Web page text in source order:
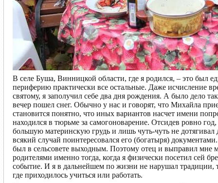
В селе Буша, Винницкой области, где я родился, – это был
периферию практически все остальные. Даже исчисление
святому, я заполучил себе два дня рождения. А было дело
вечер пошел снег. Обычно у нас и говорят, что Михайла
становится понятно, что иных вариантов насчет имени
находился в тюрьме за самогоноварение. Отсидев ровно
большую материнскую грудь и лишь чуть-чуть не
всякий случай поинтересовался его (богатыря)
был в сельсовете выходным. Поэтому отец и выправил мне
родителями именно тогда, когда я физически посетил сей
событие. И я в дальнейшем по жизни не нарушал традиции,
где приходилось учиться или работать.